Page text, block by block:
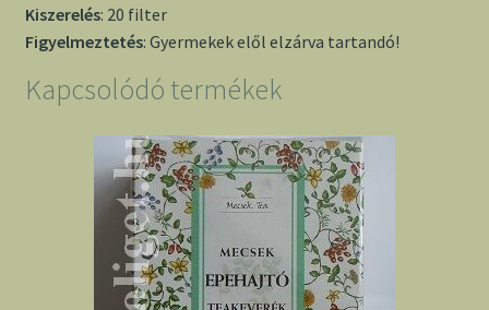
Kiszerelés: 20 filter
Figyelmeztetés: Gyermekek elől elzárva tartandó!
Kapcsolódó termékek